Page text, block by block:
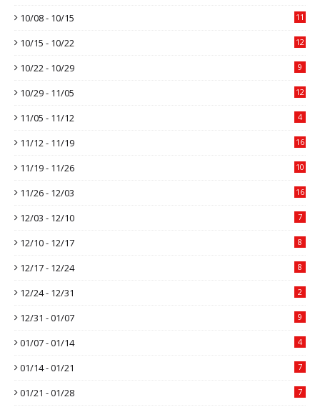
10/08 - 10/15 11
10/15 - 10/22 12
10/22 - 10/29 9
10/29 - 11/05 12
11/05 - 11/12 4
11/12 - 11/19 16
11/19 - 11/26 10
11/26 - 12/03 16
12/03 - 12/10 7
12/10 - 12/17 8
12/17 - 12/24 8
12/24 - 12/31 2
12/31 - 01/07 9
01/07 - 01/14 4
01/14 - 01/21 7
01/21 - 01/28 7